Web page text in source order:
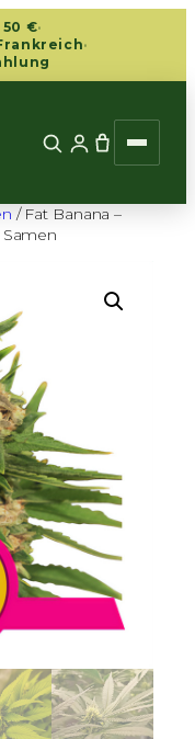
50 €·
·
/ Fat Banana –